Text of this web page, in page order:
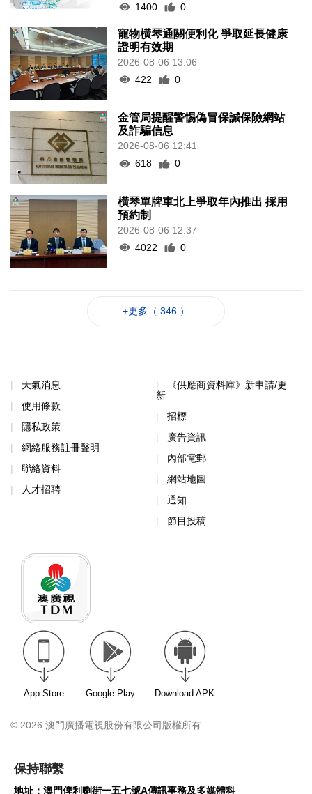
1400
0
寵物橫琴通關便利化 爭取延長健康
證明有效期
2026-08-06 13:06
422
0
金管局提醒警惕偽冒保誠保險網站
及詐騙信息
2026-08-06 12:41
618
0
橫琴單牌車北上爭取年內推出 採用
預約制
2026-08-06 12:37
4022
0
+更多（ 346 ）
天氣消息
使用條款
隱私政策
網絡服務註冊聲明
聯絡資料
人才招聘
《供應商資料庫》新申請/更
新
招標
廣告資訊
內部電郵
網站地圖
通知
節目投稿
App Store Google Play Download APK
© 2026 澳門廣播電視股份有限公司版權所有
保持聯繫
地址：澳門俾利喇街一五七號A傳訊事務及多媒體科